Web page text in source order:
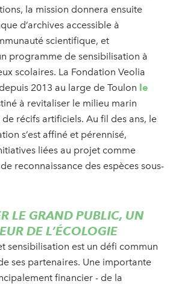
la mission donnera ensuite
d’archives accessible à
scientifique, et
programme de sensibilisation à
scolaires. La Fondation Veolia
2013 au large de Toulon le
à revitaliser le milieu marin
récifs artificiels. Au fil des ans, le
s’est affiné et pérennisé,
liées au projet comme
reconnaissance des espèces sous-
LE GRAND PUBLIC, UN
DE L’ÉCOLOGIE
sensibilisation est un défi commun
ses partenaires. Une importante
financier - de la